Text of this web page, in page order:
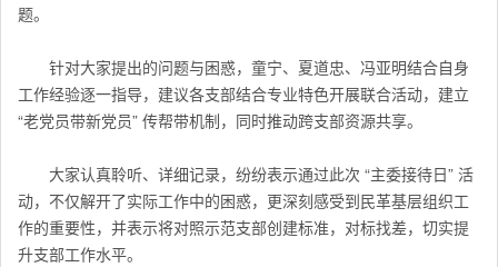
题。
针对大家提出的问题与困惑，童宁、夏道忠、冯亚明结合自身
工作经验逐一指导，建议各支部结合专业特色开展联合活动，建立
“老党员带新党员” 传帮带机制，同时推动跨支部资源共享。
大家认真聆听、详细记录，纷纷表示通过此次 “主委接待日” 活
动，不仅解开了实际工作中的困惑，更深刻感受到民革基层组织工
作的重要性，并表示将对照示范支部创建标准，对标找差，切实提
升支部工作水平。